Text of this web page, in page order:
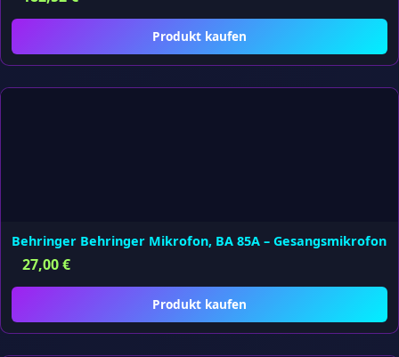
Produkt kaufen
Behringer Behringer Mikrofon, BA 85A – Gesangsmikrofon
27,00€
Produkt kaufen